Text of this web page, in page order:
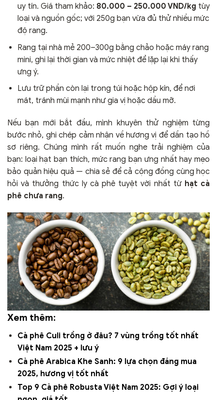
uy tín. Giá tham khảo: 80.000 – 250.000 VND/kg tùy
loại và nguồn gốc; với 250g bạn vừa đủ thử nhiều mức
độ rang.
Rang tại nhà mẻ 200–300g bằng chảo hoặc máy rang
mini, ghi lại thời gian và mức nhiệt để lặp lại khi thấy
ưng ý.
Lưu trữ phần còn lại trong túi hoặc hộp kín, để nơi
mát, tránh mùi mạnh như gia vị hoặc dầu mỡ.
Nếu bạn mới bắt đầu, mình khuyên thử nghiệm từng
bước nhỏ, ghi chép cảm nhận về hương vị để dần tạo hồ
sơ riêng. Chúng mình rất muốn nghe trải nghiệm của
bạn: loại hạt bạn thích, mức rang bạn ưng nhất hay mẹo
bảo quản hiệu quả — chia sẻ để cả cộng đồng cùng học
hỏi và thưởng thức ly cà phê tuyệt vời nhất từ hạt cà
phê chưa rang.
Xem thêm:
Cà phê Culi trồng ở đâu? 7 vùng trồng tốt nhất
Việt Nam 2025 + lưu ý
Cà phê Arabica Khe Sanh: 9 lựa chọn đáng mua
2025, hương vị tốt nhất
Top 9 Cà phê Robusta Việt Nam 2025: Gợi ý loại